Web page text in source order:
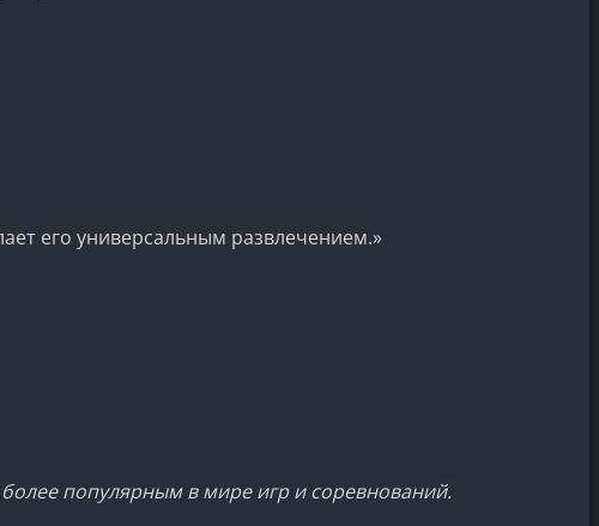
его универсальным развлечением.»
популярным в мире игр и соревнований.